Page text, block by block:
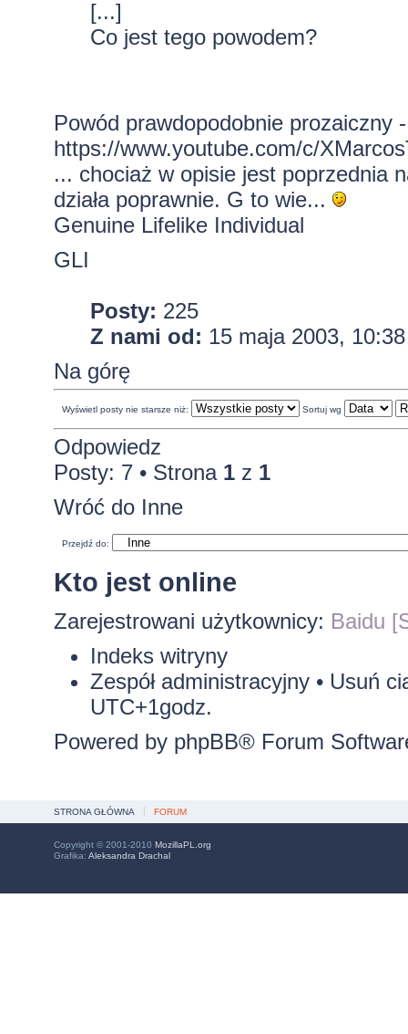
[...]
Co jest tego powodem?
Powód prawdopodobnie prozaiczny
https://www.youtube.com/c/
... chociaż w opisie jest poprzednia
działa poprawnie. G to wie...
Genuine Lifelike Individual
GLI
Posty: 225
Z nami od: 15 maja 2003, 10:38
Na górę
Wyświetl posty nie starsze niż: Sortuj wg
Odpowiedz
Posty: 7 • Strona 1z 1
Wróć do Inne
Przejdź do:
Kto jest online
Zarejestrowani użytkownicy: Baidu
Indeks witryny
Zespół administracyjny• Usuń
UTC+1godz.
Powered by phpBB® Forum
STRONA GŁÓWNA FORUM
Copyright © 2001-2010 MozillaPL.org
Grafika: Aleksandra Drachal